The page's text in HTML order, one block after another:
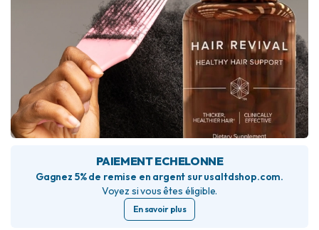
PAIEMENT ECHELONNE
Gagnez 5% de remise en argent sur usaltdshop.com.
Voyez si vous êtes éligible.
En savoir plus